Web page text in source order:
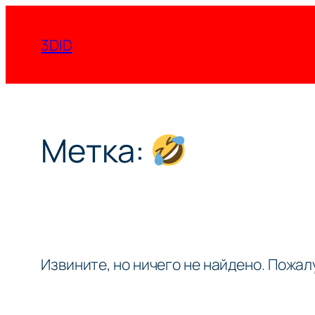
содержимому
3DID
Метка:
Извините, но ничего не найдено.